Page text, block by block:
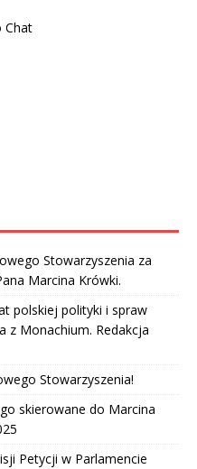
Chat
Stowarzyszenia za
Marcina Krówki.
polskiej polityki i spraw
z Monachium. Redakcja
Stowarzyszenia!
skierowane do Marcina
Petycji w Parlamencie